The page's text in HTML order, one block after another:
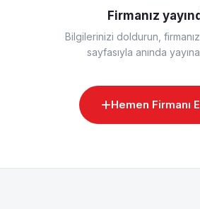
Firmanız
Bilgilerinizi doldurun,
sayfasıyla anında
Hemen Firmanı